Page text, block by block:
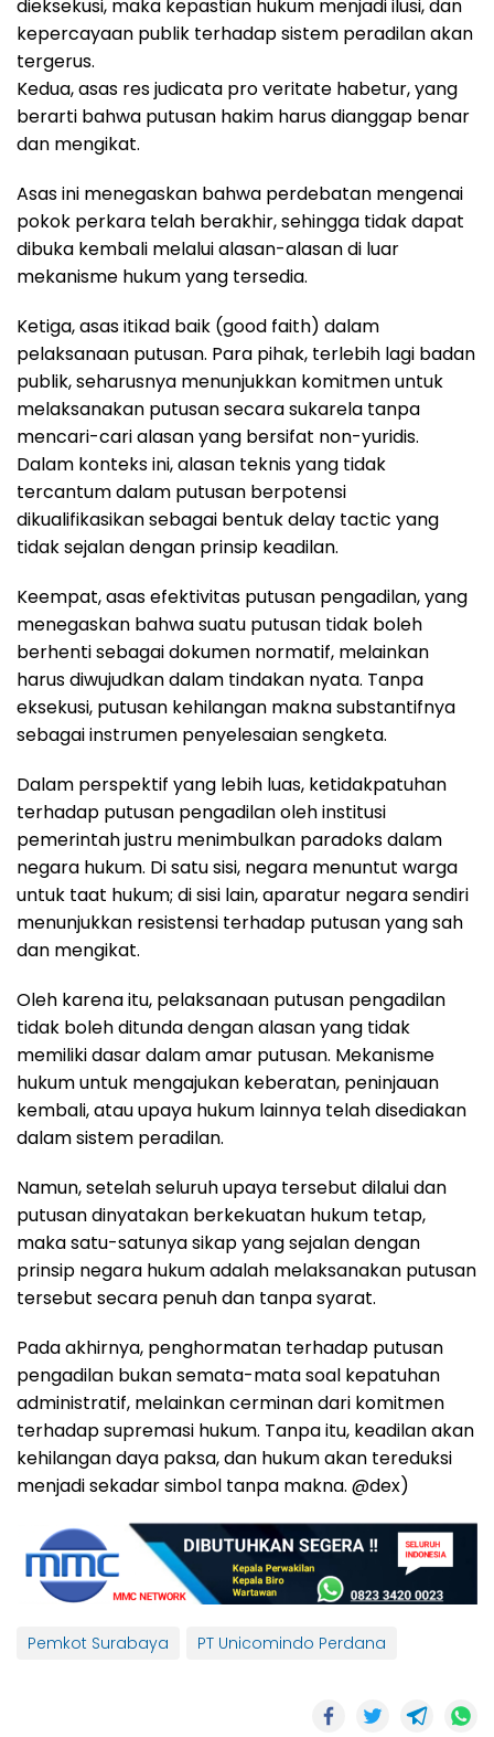
dieksekusi, maka kepastian hukum menjadi ilusi, dan
kepercayaan publik terhadap sistem peradilan akan
tergerus.
Kedua, asas res judicata pro veritate habetur, yang
berarti bahwa putusan hakim harus dianggap benar
dan mengikat.
Asas ini menegaskan bahwa perdebatan mengenai
pokok perkara telah berakhir, sehingga tidak dapat
dibuka kembali melalui alasan-alasan di luar
mekanisme hukum yang tersedia.
Ketiga, asas itikad baik (good faith) dalam
pelaksanaan putusan. Para pihak, terlebih lagi badan
publik, seharusnya menunjukkan komitmen untuk
melaksanakan putusan secara sukarela tanpa
mencari-cari alasan yang bersifat non-yuridis.
Dalam konteks ini, alasan teknis yang tidak
tercantum dalam putusan berpotensi
dikualifikasikan sebagai bentuk delay tactic yang
tidak sejalan dengan prinsip keadilan.
Keempat, asas efektivitas putusan pengadilan, yang
menegaskan bahwa suatu putusan tidak boleh
berhenti sebagai dokumen normatif, melainkan
harus diwujudkan dalam tindakan nyata. Tanpa
eksekusi, putusan kehilangan makna substantifnya
sebagai instrumen penyelesaian sengketa.
Dalam perspektif yang lebih luas, ketidakpatuhan
terhadap putusan pengadilan oleh institusi
pemerintah justru menimbulkan paradoks dalam
negara hukum. Di satu sisi, negara menuntut warga
untuk taat hukum; di sisi lain, aparatur negara sendiri
menunjukkan resistensi terhadap putusan yang sah
dan mengikat.
Oleh karena itu, pelaksanaan putusan pengadilan
tidak boleh ditunda dengan alasan yang tidak
memiliki dasar dalam amar putusan. Mekanisme
hukum untuk mengajukan keberatan, peninjauan
kembali, atau upaya hukum lainnya telah disediakan
dalam sistem peradilan.
Namun, setelah seluruh upaya tersebut dilalui dan
putusan dinyatakan berkekuatan hukum tetap,
maka satu-satunya sikap yang sejalan dengan
prinsip negara hukum adalah melaksanakan putusan
tersebut secara penuh dan tanpa syarat.
Pada akhirnya, penghormatan terhadap putusan
pengadilan bukan semata-mata soal kepatuhan
administratif, melainkan cerminan dari komitmen
terhadap supremasi hukum. Tanpa itu, keadilan akan
kehilangan daya paksa, dan hukum akan tereduksi
menjadi sekadar simbol tanpa makna. @dex)
Pemkot Surabaya PT Unicomindo Perdana